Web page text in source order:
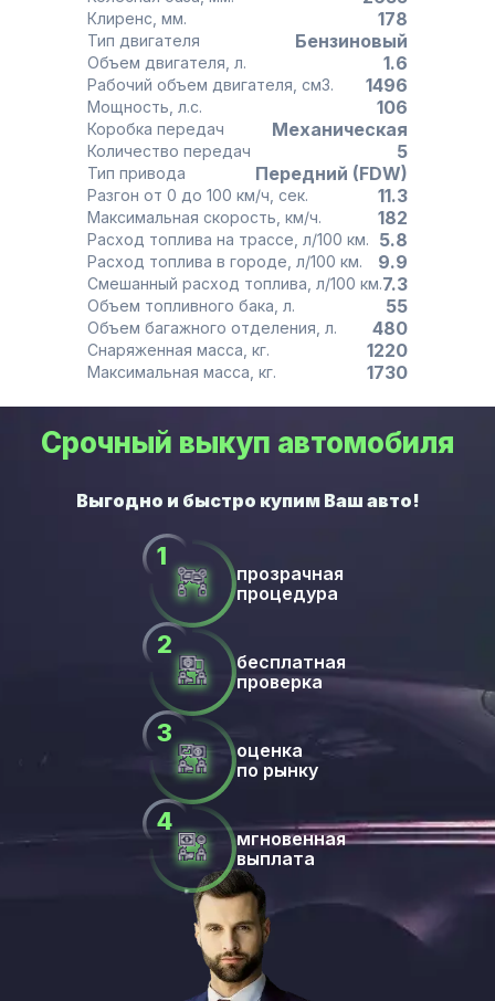
Клиренс, мм. 178
Тип двигателя Бензиновый
Объем двигателя, л. 1.6
Рабочий объем двигателя, см3. 1496
Мощность, л.с. 106
Коробка передач Механическая
Количество передач 5
Тип привода Передний (FDW)
Разгон от 0 до 100 км/ч, сек. 11.3
Максимальная скорость, км/ч. 182
Расход топлива на трассе, л/100 км. 5.8
Расход топлива в городе, л/100 км. 9.9
Смешанный расход топлива, л/100 км.7.3
Объем топливного бака, л. 55
Объем багажного отделения, л. 480
Снаряженная масса, кг. 1220
Максимальная масса, кг. 1730
Срочный выкуп автомобиля
прозрачная
процедура
бесплатная
проверка
оценка
по рынку
мгновенная
выплата